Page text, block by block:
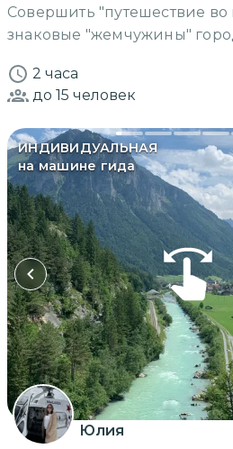
Совершить "путешествие
знаковые "жемчужины"
2 часа
до 15 человек
ИНДИВИДУАЛЬНАЯ
на машине гида
Юлия